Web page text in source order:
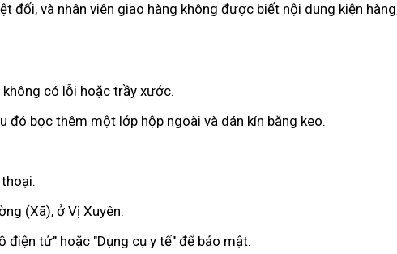
đối, và nhân viên giao hàng không được biết nội dung kiện
có lỗi hoặc trầy xước.
đó bọc thêm một lớp hộp ngoài và dán kín băng keo.
(Xã), ở Vị Xuyên.
điện tử" hoặc "Dụng cụ y tế" để bảo mật.